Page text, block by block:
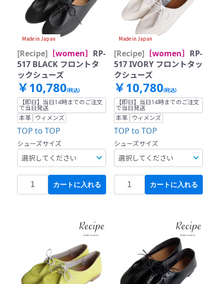
Made in Japan
[Recipe] ［women］ RP-
517 BLACK フロントタ
ックシューズ
￥10,780(税込)
【即日】当日14時までのご注文
で当日発送
本革 ウィメンズ
TOP to TOP
シューズサイズ
カートに入れる
Made in Japan
[Recipe] ［women］ RP-
517 IVORY フロントタッ
クシューズ
￥10,780(税込)
【即日】当日14時までのご注文
で当日発送
本革 ウィメンズ
TOP to TOP
シューズサイズ
カートに入れる